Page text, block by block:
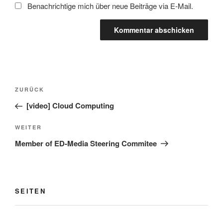
Benachrichtige mich über neue Beiträge via E-Mail.
Beitragsnavigation
Vorheriger
Beitrag
ZURÜCK
[video] Cloud Computing
Nächster
Beitrag
WEITER
Member of ED-Media Steering Commitee
SEITEN